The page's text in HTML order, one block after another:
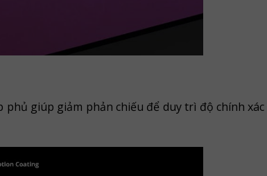
phủ giúp giảm phản chiếu để duy trì độ chính xác